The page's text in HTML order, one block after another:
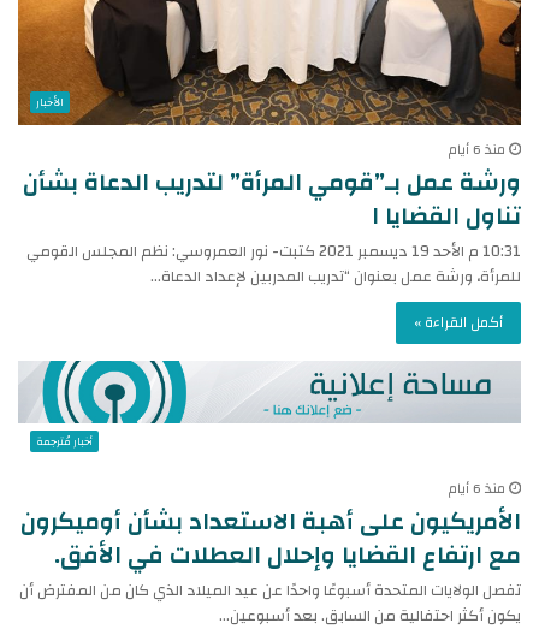
الأخبار
منذ 6 أيام
​ورشة عمل بـ”قومي المرأة” لتدريب الدعاة بشأن
تناول القضايا ا
10:31 م الأحد 19 ديسمبر 2021 كتبت- نور العمروسي: نظم المجلس القومي
للمرأة، ورشة عمل بعنوان “تدريب المدربين لإعداد الدعاة…
أكمل القراءة »
أخبار مُترجمة
منذ 6 أيام
الأمريكيون على أهبة الاستعداد بشأن أوميكرون
مع ارتفاع القضايا وإحلال العطلات في الأفق.
تفصل الولايات المتحدة أسبوعًا واحدًا عن عيد الميلاد الذي كان من المفترض أن
يكون أكثر احتفالية من السابق. بعد أسبوعين…